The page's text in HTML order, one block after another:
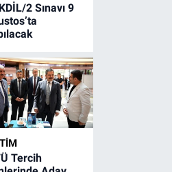
2 Sınavı 9
Tercih